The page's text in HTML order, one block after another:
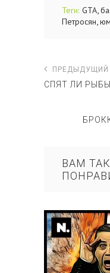
Теги: GTA
Петросян
ПРЕДЫДУЩИЙ
СПЯТ ЛИ
ВАМ